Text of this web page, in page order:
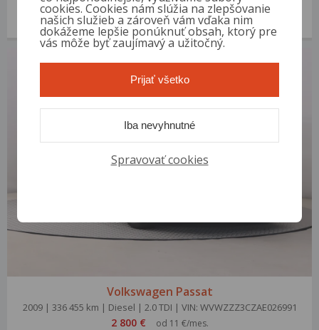
2006 | 253 868 km | Diesel | 2.0 TDI | VIN: WVWZZZ3CZ6P034163
3 000 € od 14 €/mes.
Volkswagen Passat
2009 | 336 455 km | Diesel | 2.0 TDI | VIN: WVWZZZ3CZAE026991
2 800 € od 11 €/mes.
cookies. Cookies nám slúžia na zlepšovanie
našich služieb a zároveň vám vďaka nim
dokážeme lepšie ponúknuť obsah, ktorý pre
vás môže byť zaujímavý a užitočný.
Spravovať cookies
Iba nevyhnutné
Prijať všetko